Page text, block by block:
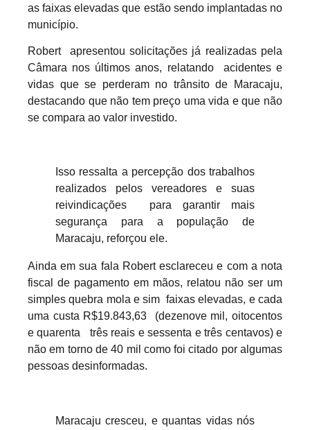
as faixas elevadas que estão sendo implantadas no
município.
Robert apresentou solicitações já realizadas pela
Câmara nos últimos anos, relatando acidentes e
vidas que se perderam no trânsito de Maracaju,
destacando que não tem preço uma vida e que não
se compara ao valor investido.
Isso ressalta a percepção dos trabalhos
realizados pelos vereadores e suas
reivindicações para garantir mais
segurança para a população de
Maracaju, reforçou ele.
Ainda em sua fala Robert esclareceu e com a nota
fiscal de pagamento em mãos, relatou não ser um
simples quebra mola e sim faixas elevadas, e cada
uma custa R$19.843,63 (dezenove mil, oitocentos
e quarenta três reais e sessenta e três centavos) e
não em torno de 40 mil como foi citado por algumas
pessoas desinformadas.
Maracaju cresceu, e quantas vidas nós